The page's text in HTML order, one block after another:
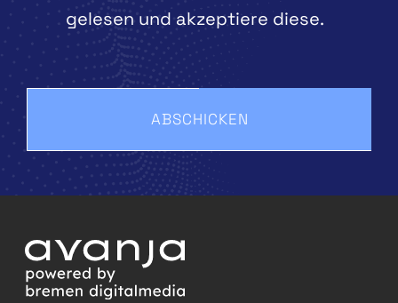
gelesen und akzeptiere diese.
ABSCHICKEN